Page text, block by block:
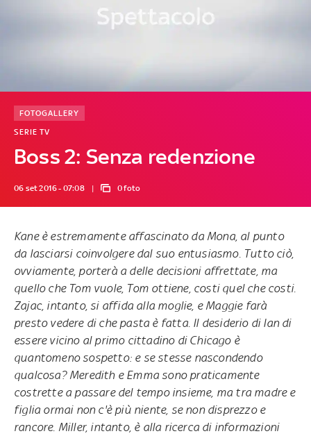
Boss 2: Senza redenzione
SERIE TV
FOTOGALLERY
06 set 2016 - 07:08 0 foto
Kane è estremamente affascinato da Mona, al punto
da lasciarsi coinvolgere dal suo entusiasmo. Tutto ciò,
ovviamente, porterà a delle decisioni affrettate, ma
quello che Tom vuole, Tom ottiene, costi quel che costi.
Zajac, intanto, si affida alla moglie, e Maggie farà
presto vedere di che pasta è fatta. Il desiderio di Ian di
essere vicino al primo cittadino di Chicago è
quantomeno sospetto: e se stesse nascondendo
qualcosa? Meredith e Emma sono praticamente
costrette a passare del tempo insieme, ma tra madre e
figlia ormai non c'è più niente, se non disprezzo e
rancore. Miller, intanto, è alla ricerca di informazioni